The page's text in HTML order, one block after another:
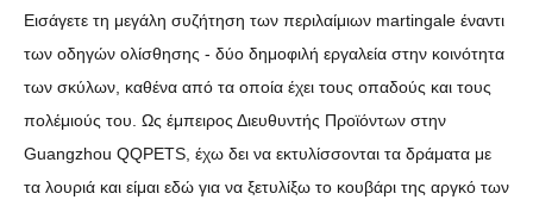
Εισάγετε τη μεγάλη συζήτηση των περιλαίμιων martingale έναντι
των οδηγών ολίσθησης - δύο δημοφιλή εργαλεία στην κοινότητα
των σκύλων, καθένα από τα οποία έχει τους οπαδούς και τους
πολέμιούς του. Ως έμπειρος Διευθυντής Προϊόντων στην
Guangzhou QQPETS, έχω δει να εκτυλίσσονται τα δράματα με
τα λουριά και είμαι εδώ για να ξετυλίξω το κουβάρι της αργκό των